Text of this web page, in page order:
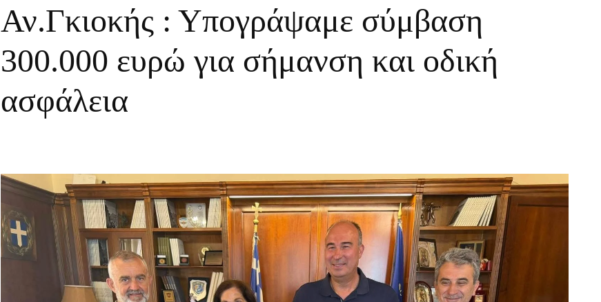
Αν.Γκιοκής : Υπογράψαμε σύμβαση
300.000 ευρώ για σήμανση και οδική
ασφάλεια